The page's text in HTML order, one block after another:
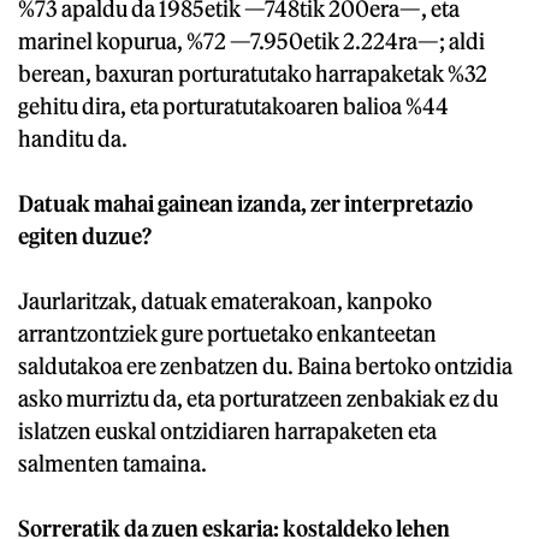
%73 apaldu da 1985etik —748tik 200era—, eta
marinel kopurua, %72 —7.950etik 2.224ra—; aldi
berean, baxuran porturatutako harrapaketak %32
gehitu dira, eta porturatutakoaren balioa %44
handitu da.
Datuak mahai gainean izanda, zer interpretazio
egiten duzue?
Jaurlaritzak, datuak ematerakoan, kanpoko
arrantzontziek gure portuetako enkanteetan
saldutakoa ere zenbatzen du. Baina bertoko ontzidia
asko murriztu da, eta porturatzeen zenbakiak ez du
islatzen euskal ontzidiaren harrapaketen eta
salmenten tamaina.
Sorreratik da zuen eskaria: kostaldeko lehen